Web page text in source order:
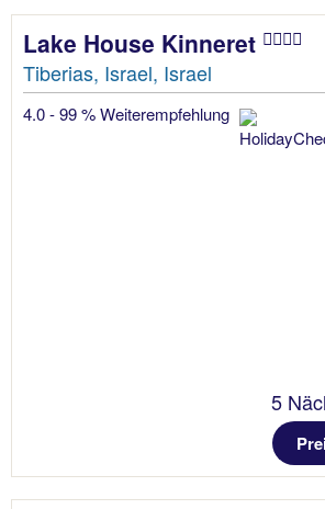
Lake House Kinneret
Tiberias, Israel, Israel
4.0 - 99 % Weiterempfehlung
5